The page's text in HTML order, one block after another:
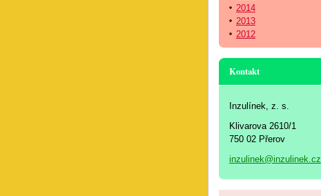
2014
2013
2012
Kontakt
Inzulínek, z. s.
Klivarova 2610/1
750 02 Přerov
inzulinek@inzulinek.cz